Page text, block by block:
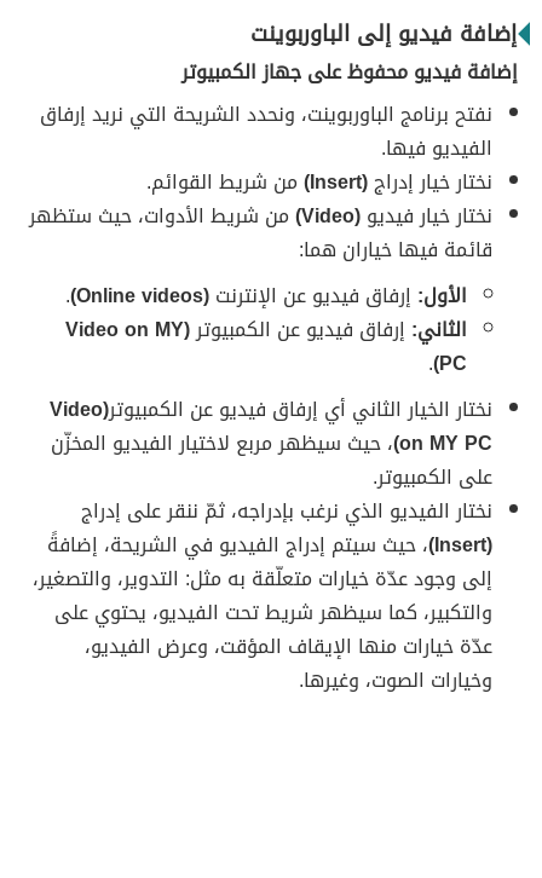
إضافة فيديو إلى الباوربوينت
إضافة فيديو محفوظ على جهاز الكمبيوتر
نفتح برنامج الباوربوينت، ونحدد الشريحة التي نريد إرفاق
الفيديو فيها.
نختار خيار إدراج(Insert)
من شريط القوائم.
نختار خيار فيديو(Video)
من شريط الأدوات، حيث ستظهر
قائمة فيها خياران هما:
الأول: إرفاق فيديو عن الإنترنت(Online videos)
.
الثاني: إرفاق فيديو عن الكمبيوتر (Video on MY
PC)
.
نختار الخيار الثاني أي إرفاق فيديو عن الكمبيوتر(Video
on MY PC)، حيث سيظهر مربع لاختيار الفيديو المخزّن
على الكمبيوتر.
نختار الفيديو الذي نرغب بإدراجه، ثمّ ننقر على إدراج
(Insert)
، حيث سيتم إدراج الفيديو في الشريحة، إضافةً
إلى وجود عدّة خيارات متعلّقة به مثل: التدوير، والتصغير،
والتكبير، كما سيظهر شريط تحت الفيديو، يحتوي على
عدّة خيارات منها الإيقاف المؤقت، وعرض الفيديو،
وخيارات الصوت، وغيرها.